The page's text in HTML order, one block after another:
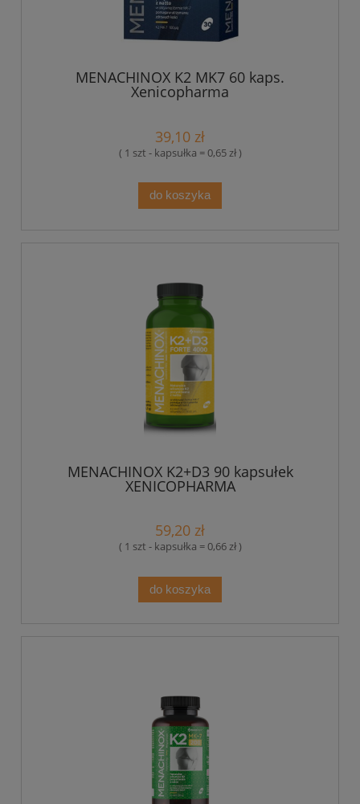
MENACHINOX K2 MK7 60 kaps.
Xenicopharma
39,10 zł
( 1 szt - kapsułka = 0,65 zł )
do koszyka
MENACHINOX K2+D3 90 kapsułek
XENICOPHARMA
59,20 zł
( 1 szt - kapsułka = 0,66 zł )
do koszyka